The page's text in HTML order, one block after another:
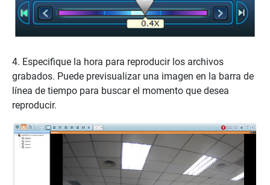
4. Especifique la hora para reproducir los archivos
grabados. Puede previsualizar una imagen en la barra de
línea de tiempo para buscar el momento que desea
reproducir.